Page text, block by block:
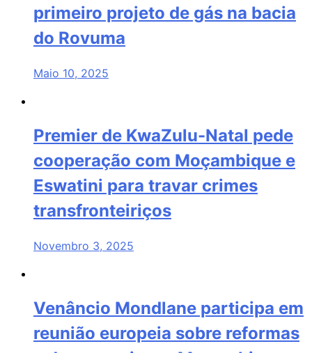
primeiro projeto de gás na bacia
do Rovuma
Maio 10, 2025
Premier de KwaZulu-Natal pede
cooperação com Moçambique e
Eswatini para travar crimes
transfronteiriços
Novembro 3, 2025
Venâncio Mondlane participa em
reunião europeia sobre reformas